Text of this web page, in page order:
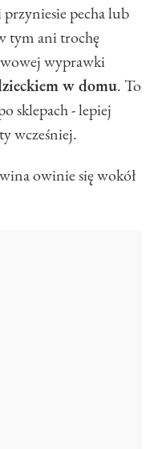
pecha lub
tym ani trochę
wyprawki
w domu. To
sklepach - lepiej
wcześniej.
owinie się wokół